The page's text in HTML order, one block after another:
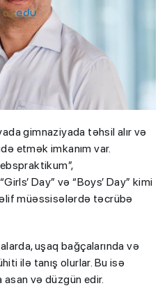
gimnaziyada təhsil alır və
etmək imkanım var.
Day” və “Boys’ Day” kimi
müəssisələrdə təcrübə
uşaq bağçalarında və
ilə tanış olurlar. Bu isə
və düzgün edir.